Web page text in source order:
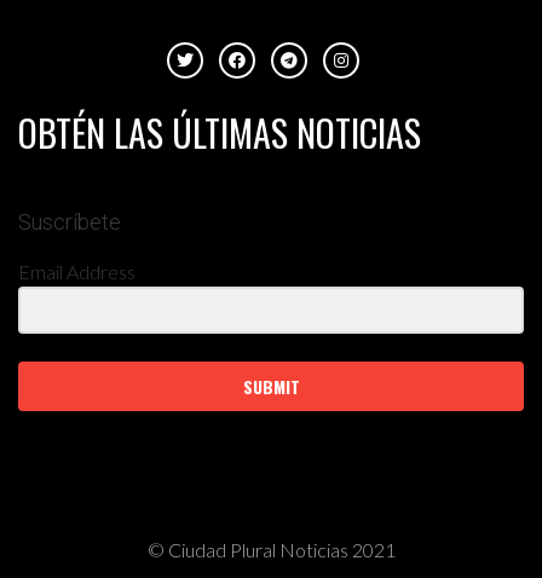
OBTÉN LAS ÚLTIMAS NOTICIAS
Suscríbete
Email Address
SUBMIT
© Ciudad Plural Noticias 2021